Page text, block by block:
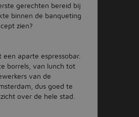
gerechten bereid bij
binnen de banqueting
zien?
aparte espressobar.
borrels, van lunch tot
van de
dus goed te
over de hele stad.